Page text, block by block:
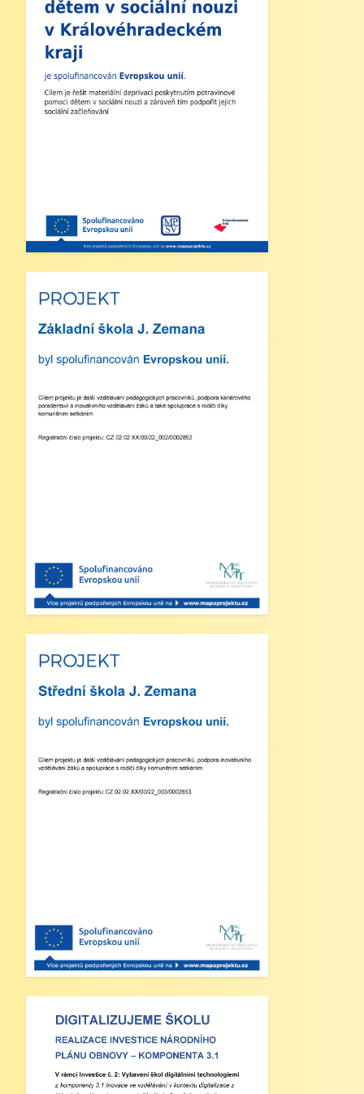
1. Zahájení školního roku: Výuka bude
zahájena v pondělí 1. září 2025. Tento
den končí po 1. vyučovací hodině.
Provoz školní družiny nebude zajištěn a
obědy se v tento den neposkytují.
3. Dohled: Od 11:25 do 12:30 bude
zajištěn dohled nad žáky, kteří půjdou na
oběd nebo jsou přihlášeni do školní
družiny.
4. Školní družina: Provoz školní družiny
bude od 12:30 do 15:30 hodin (pro žáky
zástupci žáků, kteří budou do projektu
zapojeni, předloží škole platné potvrzení
z Úřadu práce o pobírání dávek hmotné
Zveřejněno: 29.5.2025
Branný den v Josefově
Zveřejněno: 23.5.2025
Metují, VI. a VII. třída
Zveřejněno: 21.5.2025
Zveřejněno: 20.5.2025
Třídní schůzky dne 8. 4. 2025 od
13 - 16 hodin